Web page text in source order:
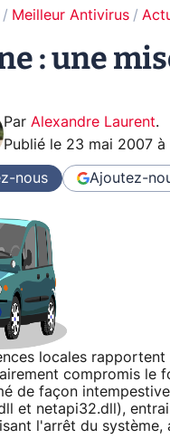
Meilleur Antivirus
: une
Par Alexandre Laurent.
Publié le 23 mai 2007 à
nous Ajoutez-
locales
compromis le
de façon
et netapi32.dll),
l'arrêt du système,